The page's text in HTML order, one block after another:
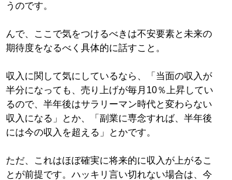
うのです。
んで、ここで気をつけるべきは不安要素と未来の
期待度をなるべく具体的に話すこと。
収入に関して気にしているなら、「当面の収入が
半分になっても、売り上げが毎月10％上昇してい
るので、半年後はサラリーマン時代と変わらない
収入になる」とか、「副業に専念すれば、半年後
には今の収入を超える」とかです。
ただ、これはほぼ確実に将来的に収入が上がるこ
とが前提です。ハッキリ言い切れない場合は、今